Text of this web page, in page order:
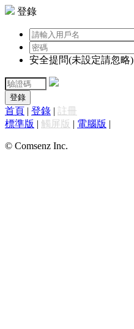
登錄
安全提問(未設定請忽略)
登錄
首頁 | 登錄 | 註冊
標準版 | 觸屏版 | 電腦版 |
© Comsenz Inc.